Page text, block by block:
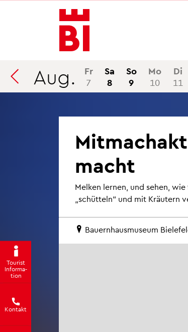
In­
halt
an­
sprin­
Menü
an­
sprin­
gen
Suche
an­
sprin­
gen
Tou­rist
In­for­ma­
ti­on
Kon­takt
Aug.
Fr
7
Sa
8
So
9
Mo
10
Di
11
macht
Mel­ken ler­nen, und sehen,
„schüt­teln“ und mit Kräu­tern
Bau­ern­haus­mu­se­um